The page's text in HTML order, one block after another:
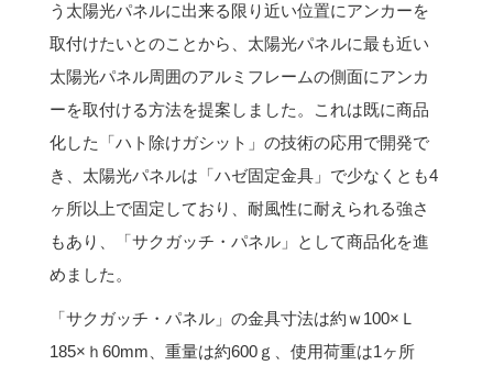
う太陽光パネルに出来る限り近い位置にアンカーを
取付けたいとのことから、太陽光パネルに最も近い
太陽光パネル周囲のアルミフレームの側面にアンカ
ーを取付ける方法を提案しました。これは既に商品
化した「ハト除けガシット」の技術の応用で開発で
き、太陽光パネルは「ハゼ固定金具」で少なくとも4
ヶ所以上で固定しており、耐風性に耐えられる強さ
もあり、「サクガッチ・パネル」として商品化を進
めました。
「サクガッチ・パネル」の金具寸法は約ｗ100×Ｌ
185×ｈ60mm、重量は約600ｇ、使用荷重は1ヶ所